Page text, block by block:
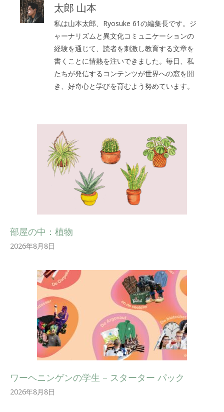
太郎 山本
私は山本太郎、Ryosuke 61の編集長です。ジ
ャーナリズムと異文化コミュニケーションの
経験を通じて、読者を刺激し教育する文章を
書くことに情熱を注いできました。毎日、私
たちが発信するコンテンツが世界への窓を開
き、好奇心と学びを育むよう努めています。
部屋の中：植物
2026年8月8日
ワーヘニンゲンの学生 – スターター パック
2026年8月8日